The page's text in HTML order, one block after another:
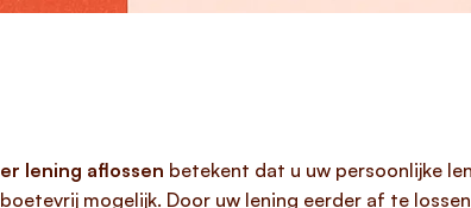
lening aflossen betekent dat u uw persoonlijke
mogelijk. Door uw lening eerder af te